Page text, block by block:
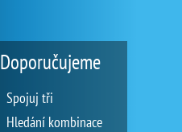
Doporučujeme
Spojuj tři
Hledání kombinace